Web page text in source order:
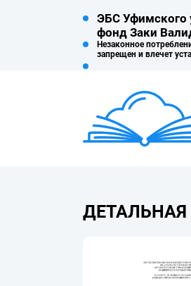
ЭБС Уфимского
фонд Заки
Незаконное
запрещен и влечет